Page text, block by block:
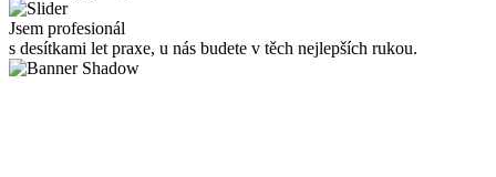
Jsem profesionál
s desítkami let praxe, u nás budete v těch nejlepších rukou.